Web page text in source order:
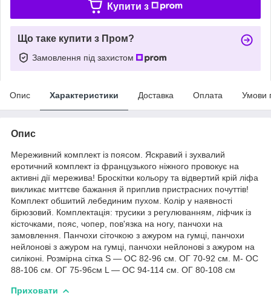
Купити з
Що таке купити з Пром?
Замовлення під захистом
Опис Характеристики Доставка Оплата Умови
Опис
Мереживний комплект із поясом. Яскравий і зухвалий
еротичний комплект із французького ніжного провокує на
активні дії мережива! Броскітки кольору та відвертий крій ліфа
викликає миттєве бажання й приплив пристрасних почуттів!
Комплект обшитий лебединим пухом. Колір у наявності
бірюзовий. Комплектація: трусики з регулюванням, ліфчик із
кісточками, пояс, чопер, пов'язка на ногу, панчохи на
замовлення. Панчохи сіточкою з ажуром на гумці, панчохи
нейлонові з ажуром на гумці, панчохи нейлонові з ажуром на
силіконі. Розмірна сітка S — ОС 82-96 см. ОГ 70-92 см. M- ОС
88-106 см. ОГ 75-96см L — ОС 94-114 см. ОГ 80-108 см
Приховати